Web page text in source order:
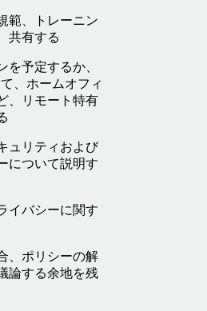
範、トレーニン
共有する
を予定するか、
、ホームオフィ
、リモート特有
ュリティおよび
について説明す
イバシーに関す
、ポリシーの解
論する余地を残